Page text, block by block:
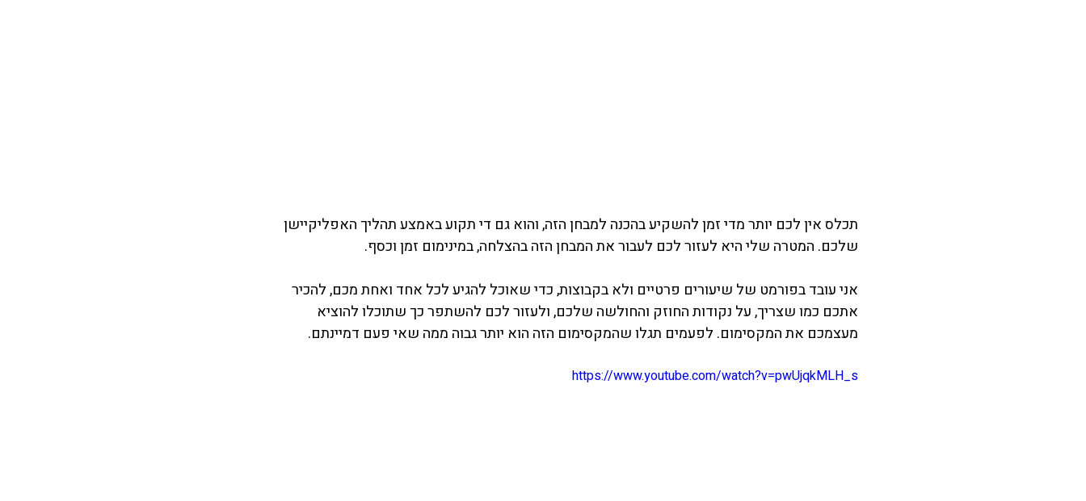
תכלס אין לכם יותר מדי זמן להשקיע בהכנה למבחן הזה, והוא גם די תקוע באמצע תהליך האפליקיישן
שלכם. המטרה שלי היא לעזור לכם לעבור את המבחן הזה בהצלחה, במינימום זמן וכסף.
אני עובד בפורמט של שיעורים פרטיים ולא בקבוצות, כדי שאוכל להגיע לכל אחד ואחת מכם, להכיר
אתכם כמו שצריך, על נקודות החוזק והחולשה שלכם, ולעזור לכם להשתפר כך שתוכלו להוציא
מעצמכם את המקסימום. לפעמים תגלו שהמקסימום הזה הוא יותר גבוה ממה שאי פעם דמיינתם.
https://www.youtube.com/watch?v=pwUjqkMLH_s